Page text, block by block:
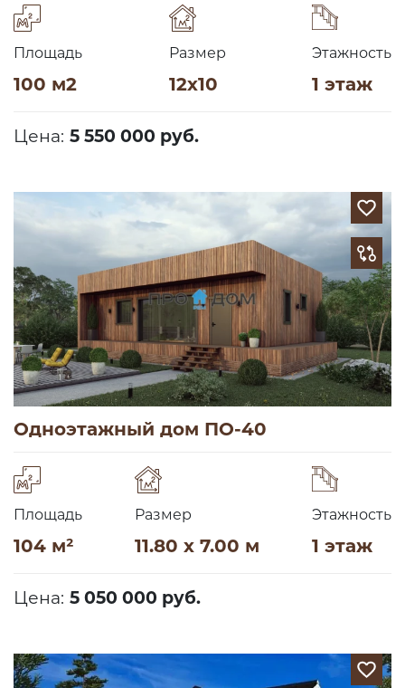
Площадь
100 м2
Размер
12х10
Этажность
1 этаж
Цена: 5 550 000 руб.
Одноэтажный дом ПО-40
Площадь
104 м²
Размер
11.80 x 7.00 м
Этажность
1 этаж
Цена: 5 050 000 руб.